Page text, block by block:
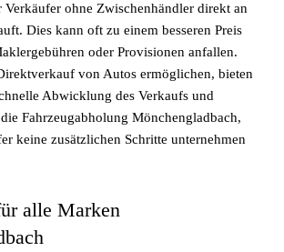
ohne Zwischenhändler direkt an
Dies kann oft zu einem besseren Preis
oder Provisionen anfallen.
von Autos ermöglichen, bieten
Abwicklung des Verkaufs und
Fahrzeugabholung Mönchengladbach,
keine zusätzlichen Schritte unternehmen
alle Marken